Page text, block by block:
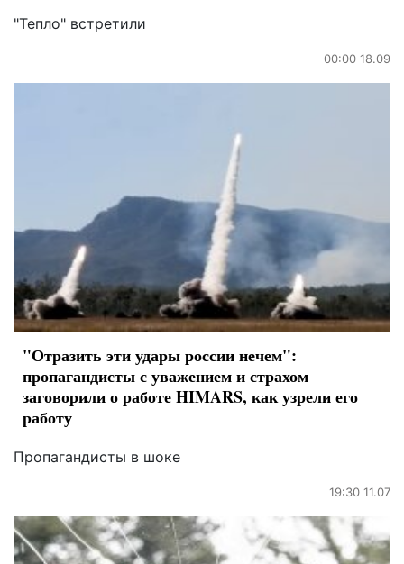
"Тепло" встретили
00:00 18.09
"Отразить эти удары россии нечем":
пропагандисты с уважением и страхом
заговорили о работе HIMARS, как узрели его
работу
Пропагандисты в шоке
19:30 11.07